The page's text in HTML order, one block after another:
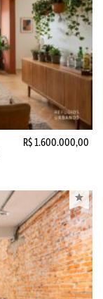
R$ 1.600.000,00